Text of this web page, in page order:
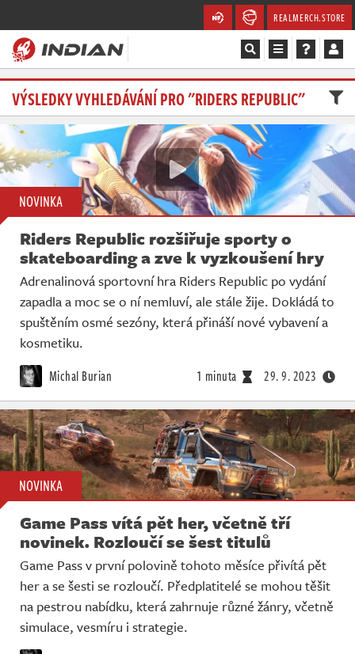
REALMERCH.STORE
Magazín
Recenze
Videa
Soutěže
Databáze
Komunita
Redakce
Živě
VÝSLEDKY VYHLEDÁVÁNÍ PRO "RIDERS REPUBLIC"
NOVINKA
Riders Republic rozšiřuje sporty o
skateboarding a zve k vyzkoušení hry
Adrenalinová sportovní hra Riders Republic po vydání
zapadla a moc se o ní nemluví, ale stále žije. Dokládá to
spuštěním osmé sezóny, která přináší nové vybavení a
kosmetiku.
Michal Burian 1 minuta 29. 9. 2023
NOVINKA
Game Pass vítá pět her, včetně tří
novinek. Rozloučí se šest titulů
Game Pass v první polovině tohoto měsíce přivítá pět
her a se šesti se rozloučí. Předplatitelé se mohou těšit
na pestrou nabídku, která zahrnuje různé žánry, včetně
simulace, vesmíru i strategie.